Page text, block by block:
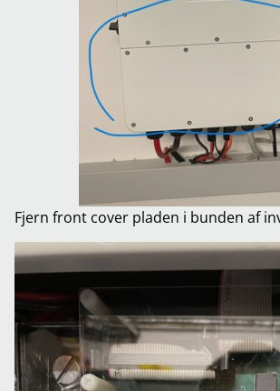
Fjern front cover pladen i bunden af